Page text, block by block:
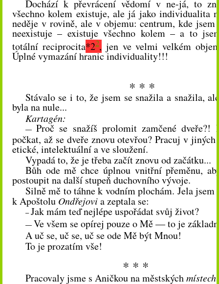
Dochází k převrácení vědomí v ne-já, to
všechno kolem existuje, ale já jako individualita
neděje v rovině, ale v objemu: centrum, kde
neexistuje – existuje všechno kolem – a to
totální reciprocita*22, jen ve velmi velkém
Úplné vymazání hranic individuality!!!
* * *
Stávalo se i to, že jsem se snažila a snažila,
byla na nule...
Kartagén:
—Proč se snažíš prolomit zamčené dveře?!
počkat, až se dveře znovu otevřou? Pracuj v jiných
etické, intelektuální a ve sloužení.
Vypadá to, že je třeba začít znovu od začátku...
Bůh ode mě chce úplnou vnitřní přeměnu,
postoupit na další stupeň duchovního vývoje.
Silně mě to táhne k vodním plochám. Jela jsem
k Apoštolu Ondřejovia zeptala se:
– Jak mám teď nejlépe uspořádat svůj život?
— Ve všem se opírej pouze o Mě — to je
A uč se, uč se, uč se ode Mě být Mnou!
To je prozatím vše!
* * *
Pracovaly jsme s Aničkou na městských